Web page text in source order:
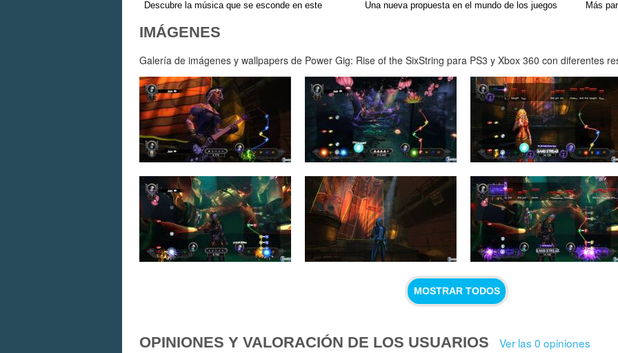
Descubre la música que se esconde en este
Una nueva propuesta en el mundo de los juegos
Más
IMÁGENES
Galería de imágenes y wallpapers de Power Gig: Rise of the SixString para PS3 y Xbox 360 con diferentes
MOSTRAR TODOS
OPINIONES Y VALORACIÓN DE LOS USUARIOS Ver las 0 opiniones